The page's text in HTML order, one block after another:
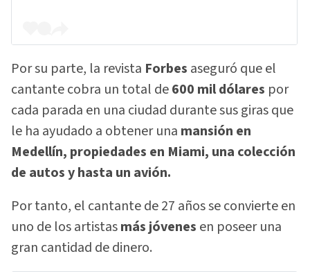
Por su parte, la revista Forbes aseguró que el
cantante cobra un total de600 mil dólares por
cada parada en una ciudad durante sus giras que
le ha ayudado a obtener una mansión en
Medellín, propiedades en Miami, una colección
de autos y hasta un avión.
Por tanto, el cantante de 27 años se convierte en
uno de los artistasmás jóvenes en poseer una
gran cantidad de dinero.